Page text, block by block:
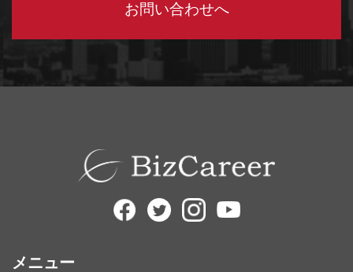
お問い合わせへ
メニュー